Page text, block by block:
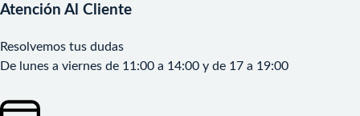
Atención Al Cliente
Resolvemos tus dudas
De lunes a viernes de 11:00 a 14:00 y de 17 a 19:00